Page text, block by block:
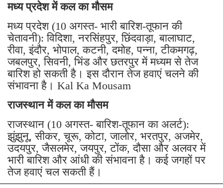
मध्य प्रदेश में कल का मौसम
मध्य प्रदेश (10 अगस्त- भारी बारिश-तूफान की
चेतावनी): विदिशा, नरसिंहपुर, छिंदवाड़ा, बालाघाट,
रीवा, इंदौर, भोपाल, कटनी, दमोह, पन्ना, टीकमगढ़,
जबलपुर, सिवनी, भिंड और छतरपुर में मध्यम से तेज
बारिश हो सकती है। इस दौरान तेज हवाएं चलने की
संभावना है। Kal Ka Mousam
राजस्थान में कल का मौसम
राजस्थान (10 अगस्त- बारिश-तूफान का अलर्ट):
झुंझुनू, सीकर, चूरू, कोटा, जालोर, भरतपुर, अजमेर,
उदयपुर, जैसलमेर, जयपुर, टोंक, दौसा और अलवर में
भारी बारिश और आंधी की संभावना है। कई जगहों पर
तेज हवाएं चल सकती हैं।